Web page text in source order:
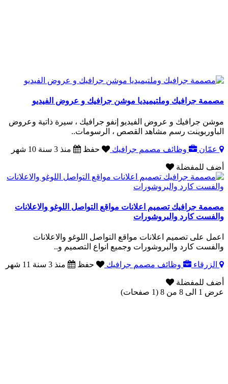
مصممة جرافيك وملتيميديا موشن جرافيك و عروض الفيديو
موشن جرافيك و عروض الفيديو إنفو جرافيك ، سيرة ذاتية وعروض
الباوربوينت رسم مشاهد القصص ، الرسومات..
عمّان وظائف مصمم جرافيك حفظ منذ 3 سنة 10 شهر
أضف للمفضلة
مصممة جرافيك تصميم اعلانات مواقع التواصل اللوغو والاعلانات
والفست كارد والبروشورات
اعمل على تصميم اعلانات مواقع التواصل اللوغو والاعلانات
والفست كارد والبروشورات وجميع انواع التصميم و..
الزرقاء وظائف مصمم جرافيك حفظ منذ 3 سنة 11 شهر
أضف للمفضلة
عرض 1 الى 8 من 8 (1 صفحات)